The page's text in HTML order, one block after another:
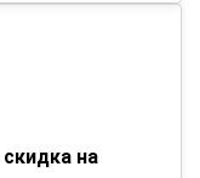
на